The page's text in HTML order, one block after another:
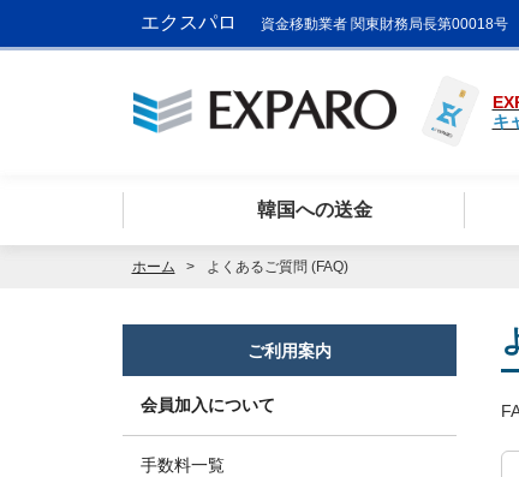
エクスパロ 資金移動業者 関東財務局長第00018号
キ
韓国への送金
ホーム よくあるご質問 (FAQ)
ご利用案内
会員加入について
手数料一覧